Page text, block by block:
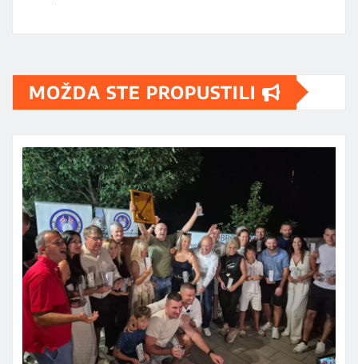
MOŽDA STE PROPUSTILI